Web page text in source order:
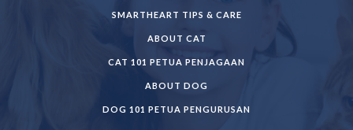
SMARTHEART TIPS & CARE
ABOUT CAT
CAT 101 PETUA PENJAGAAN
ABOUT DOG
DOG 101 PETUA PENGURUSAN